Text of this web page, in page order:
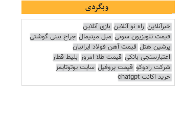
وبگردی
خبرآنلاین راه نو آنلاین بازی آنلاین
قیمت تلویزیون سونی مبل مینیمال جراح بینی گوشتی
پرشین هتل قیمت آهن فولاد ایرانیان
اعتبارسنجی بانکی قیمت طلا امروز بلیط قطار
شرکت رادوکو قیمت پروفیل سایت یوتوتایمز
خرید اکانت chatgpt